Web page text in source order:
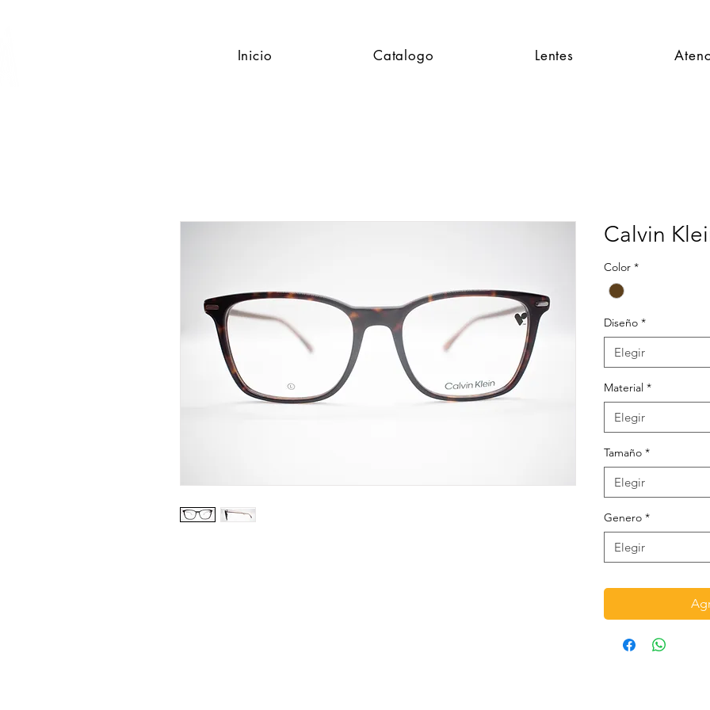
Inicio Catalogo Lentes
Calvin
Color *
Diseño *
Elegir
Material *
Elegir
Tamaño *
Elegir
Genero *
Elegir